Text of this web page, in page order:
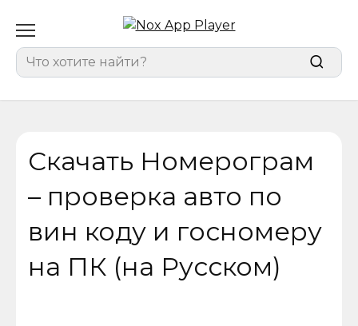
содержанию
for:
Скачать Номерограм
– проверка авто по
вин коду и госномеру
на ПК (на Русском)